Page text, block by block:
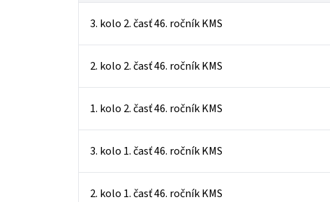
3. kolo 2. časť 46. ročník KMS
2. kolo 2. časť 46. ročník KMS
1. kolo 2. časť 46. ročník KMS
3. kolo 1. časť 46. ročník KMS
2. kolo 1. časť 46. ročník KMS